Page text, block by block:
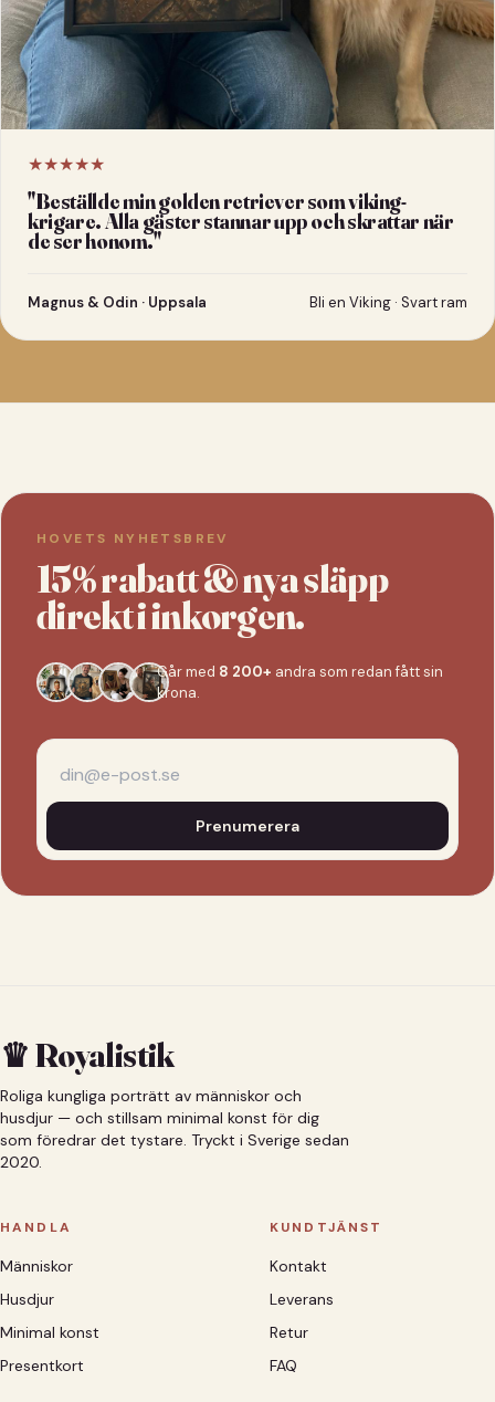
★★★★★
"Beställde min golden retriever som viking-
krigare. Alla gäster stannar upp och skrattar när
de ser honom."
Magnus & Odin · Uppsala Bli en Viking · Svart ram
HOVETS NYHETSBREV
15% rabatt & nya släpp
direkt i inkorgen.
Går med 8 200+ andra som redan fått sin
krona.
Prenumerera
♛ Royalistik
Roliga kungliga porträtt av människor och
husdjur — och stillsam minimal konst för dig
som föredrar det tystare. Tryckt i Sverige sedan
2020.
HANDLA
Människor
Husdjur
Minimal konst
Presentkort
KUNDTJÄNST
Kontakt
Leverans
Retur
FAQ